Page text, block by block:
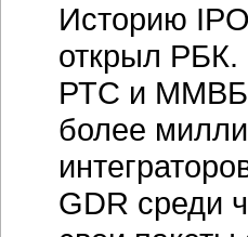
Историю
открыл
РТС и ММВБ,
более
GDR среди